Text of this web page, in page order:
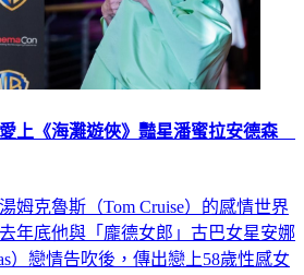
上《海灘遊俠》豔星潘蜜拉安德森
姆克魯斯（Tom Cruise）的感情世界
年底他與「龐德女郎」古巴女星安娜
）戀情告吹後，傳出戀上58歲性感女